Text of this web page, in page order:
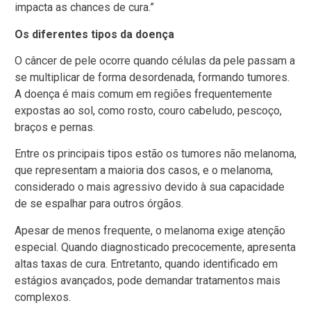
impacta as chances de cura.”
Os diferentes tipos da doença
O câncer de pele ocorre quando células da pele passam a
se multiplicar de forma desordenada, formando tumores.
A doença é mais comum em regiões frequentemente
expostas ao sol, como rosto, couro cabeludo, pescoço,
braços e pernas.
Entre os principais tipos estão os tumores não melanoma,
que representam a maioria dos casos, e o melanoma,
considerado o mais agressivo devido à sua capacidade
de se espalhar para outros órgãos.
Apesar de menos frequente, o melanoma exige atenção
especial. Quando diagnosticado precocemente, apresenta
altas taxas de cura. Entretanto, quando identificado em
estágios avançados, pode demandar tratamentos mais
complexos.